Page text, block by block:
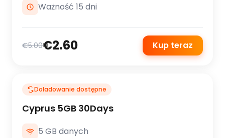
Ważność 15 dni
€5.00€2.60 Kup teraz
Doładowanie dostępne
Cyprus 5GB 30Days
5 GB danych